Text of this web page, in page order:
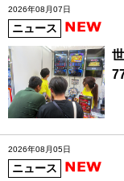
2026年08月07日
ニュース
2026年08月05日
ニュース